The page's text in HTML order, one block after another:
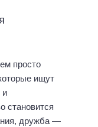
просто
ищут
и
становится
дружба —